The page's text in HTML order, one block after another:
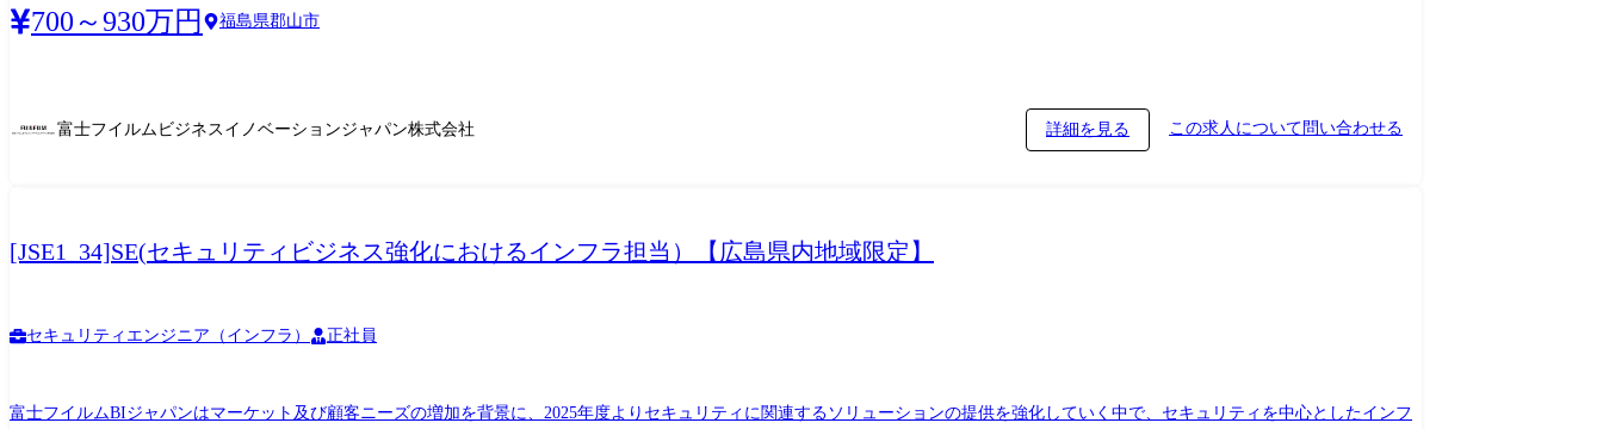
キュリティを中心としたインフラ領域の上流工程からのアプローチ (セキュリティアセスメントやゼロトラストセキュリティのロードマップ策定・推進他) ※当社の顧客向けIT基盤領域を中
心に対応いただきます。
700～930万円 福島県郡山市
富士フイルムビジネスイノベーションジャパン株式会社 詳細を見る この求人について問い合わせる
[JSE1_34]SE(セキュリティビジネス強化におけるインフラ担当）【広島県内地域限定】
セキュリティエンジニア（インフラ） 正社員
富士フイルムBIジャパンはマーケット及び顧客ニーズの増加を背景に、2025年度よりセキュリティに関連するソリューションの提供を強化していく中で、セキュリティを中心としたインフ